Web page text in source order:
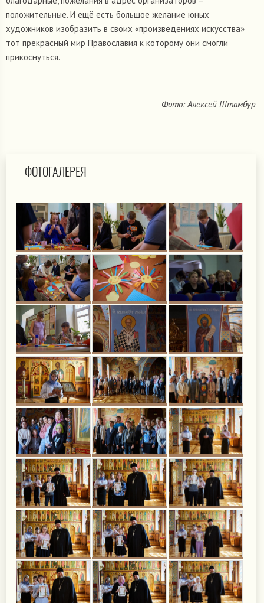
положительные. И ещё есть большое желание юных
художников изобразить в своих «произведениях искусства»
тот прекрасный мир Православия к которому они смогли
прикоснуться.
Фото: Алексей Штамбур
ФОТОГАЛЕРЕЯ